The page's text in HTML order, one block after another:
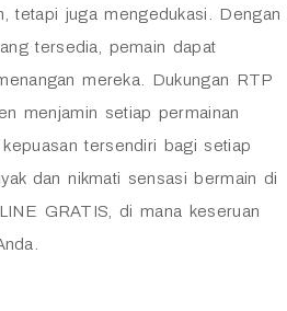
tetapi juga mengedukasi. Dengan
tersedia, pemain dapat
mereka. Dukungan RTP
menjamin setiap permainan
tersendiri bagi setiap
dan nikmati sensasi bermain di
GRATIS, di mana keseruan